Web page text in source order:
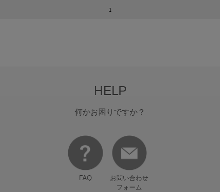
1
HELP
何かお困りですか？
FAQ
お問い合わせ
フォーム